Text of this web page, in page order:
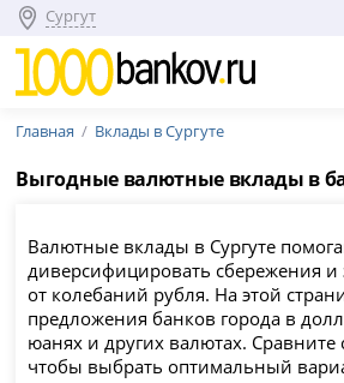
Сургут
Главная Вклады в Сургуте
Выгодные валютные вклады в
Валютные вклады в Сургуте
диверсифицировать сбережения и
от колебаний рубля. На этой
предложения банков города в
юанях и других валютах. Сравните
чтобы выбрать оптимальный